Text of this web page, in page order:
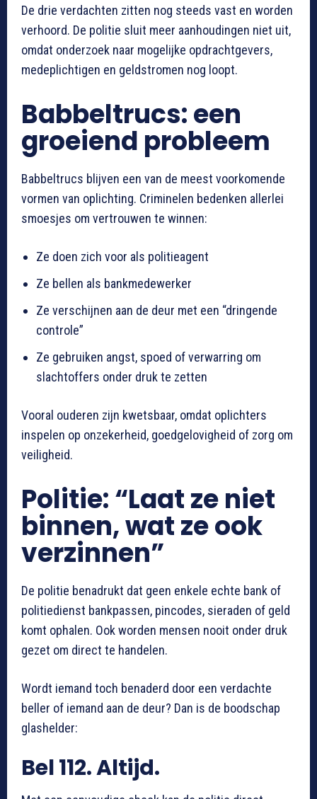
De drie verdachten zitten nog steeds vast en worden
verhoord. De politie sluit meer aanhoudingen niet uit,
omdat onderzoek naar mogelijke opdrachtgevers,
medeplichtigen en geldstromen nog loopt.
Babbeltrucs: een
groeiend probleem
Babbeltrucs blijven een van de meest voorkomende
vormen van oplichting. Criminelen bedenken allerlei
smoesjes om vertrouwen te winnen:
Ze doen zich voor als politieagent
Ze bellen als bankmedewerker
Ze verschijnen aan de deur met een “dringende
controle”
Ze gebruiken angst, spoed of verwarring om
slachtoffers onder druk te zetten
Vooral ouderen zijn kwetsbaar, omdat oplichters
inspelen op onzekerheid, goedgelovigheid of zorg om
veiligheid.
Politie: “Laat ze niet
binnen, wat ze ook
verzinnen”
De politie benadrukt dat geen enkele echte bank of
politiedienst bankpassen, pincodes, sieraden of geld
komt ophalen. Ook worden mensen nooit onder druk
gezet om direct te handelen.
Wordt iemand toch benaderd door een verdachte
beller of iemand aan de deur? Dan is de boodschap
glashelder:
Bel 112. Altijd.